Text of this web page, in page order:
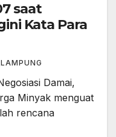
saat
Kata Para
Damai,
Minyak menguat
rencana